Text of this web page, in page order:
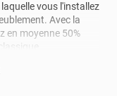
vous l'installez
Avec la
en moyenne 50%
ou meubles,